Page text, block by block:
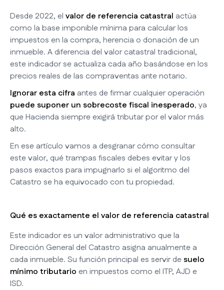
Desde 2022, el valor de referencia catastral actúa
como la base imponible mínima para calcular los
impuestos en la compra, herencia o donación de un
inmueble. A diferencia del valor catastral tradicional,
este indicador se actualiza cada año basándose en los
precios reales de las compraventas ante notario.
Ignorar esta cifra antes de firmar cualquier operación
puede suponer un sobrecoste fiscal inesperado, ya
que Hacienda siempre exigirá tributar por el valor más
alto.
En ese artículo vamos a desgranar cómo consultar
este valor, qué trampas fiscales debes evitar y los
pasos exactos para impugnarlo si el algoritmo del
Catastro se ha equivocado con tu propiedad.
Qué es exactamente el valor de referencia catastral
Este indicador es un valor administrativo que la
Dirección General del Catastro asigna anualmente a
cada inmueble. Su función principal es servir de suelo
mínimo tributario en impuestos como el ITP, AJD e
ISD.